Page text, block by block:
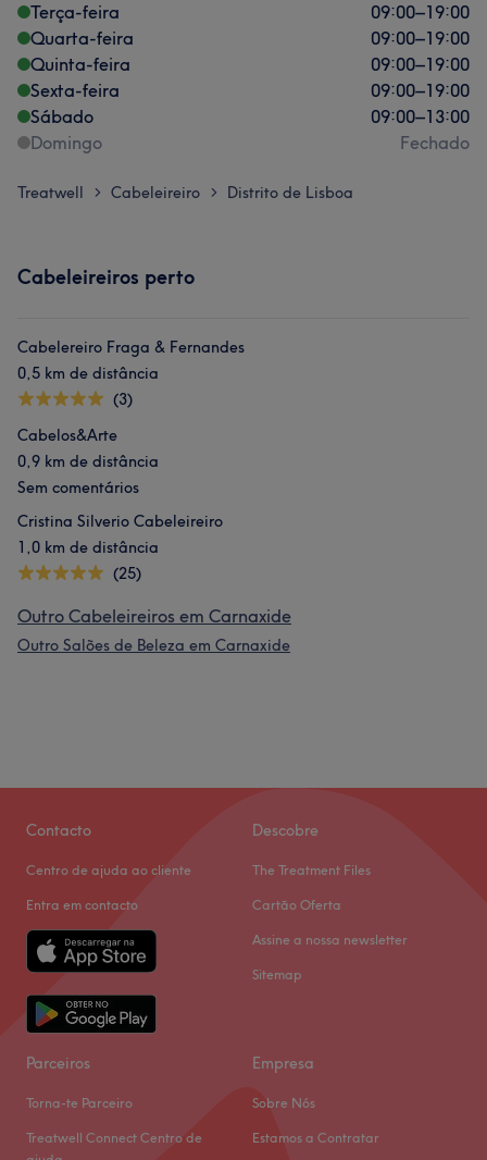
Terça-feira
09:00–19:00
Quarta-feira
09:00–19:00
Quinta-feira
09:00–19:00
Sexta-feira
09:00–19:00
Sábado
09:00–13:00
Domingo
Fechado
Treatwell > Cabeleireiro > Distrito de Lisboa
Cabeleireiros perto
Cabelereiro Fraga & Fernandes
0,5 km de distância
(3)
Cabelos&Arte
0,9 km de distância
Sem comentários
Cristina Silverio Cabeleireiro
1,0 km de distância
(25)
Outro Cabeleireiros em Carnaxide
Outro Salões de Beleza em Carnaxide
Contacto
Centro de ajuda ao cliente
Entra em contacto
Descobre
The Treatment Files
Cartão Oferta
Assine a nossa newsletter
Sitemap
Parceiros
Torna-te Parceiro
Treatwell Connect Centro de
Empresa
Sobre Nós
Estamos a Contratar